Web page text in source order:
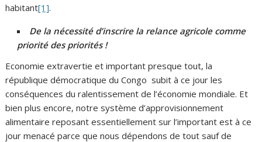
habitant[1].
De la nécessité d’inscrire la relance agricole comme
priorité des priorités !
Economie extravertie et important presque tout, la
république démocratique du Congo subit à ce jour les
conséquences du ralentissement de l’économie mondiale. Et
bien plus encore, notre système d’approvisionnement
alimentaire reposant essentiellement sur l’important est à ce
jour menacé parce que nous dépendons de tout sauf de